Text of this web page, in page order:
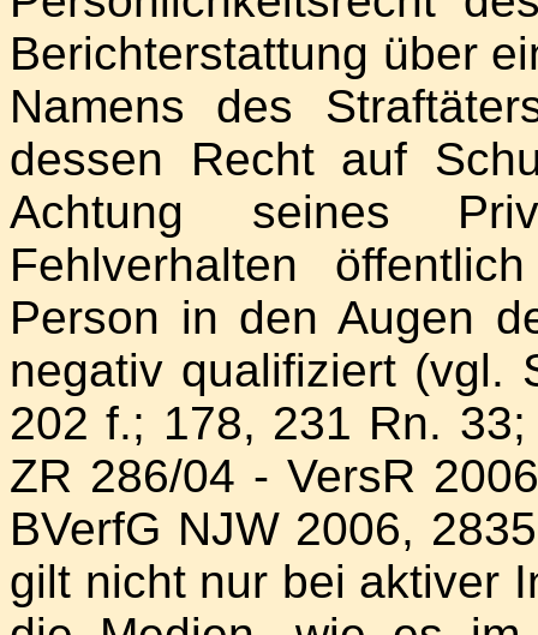
Berichterstattung über
Namens des
dessen Recht auf
Achtung seines
Fehlverhalten
Person in den Augen
negativ qualifiziert (vgl.
202 f.; 178, 231 Rn.
ZR 286/04 - VersR
BVerfG NJW 2006,
gilt nicht nur bei aktiver